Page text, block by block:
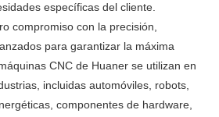
específicas del cliente.
compromiso con la precisión,
para garantizar la máxima
CNC de Huaner se utilizan en
incluidas automóviles, robots,
componentes de hardware,